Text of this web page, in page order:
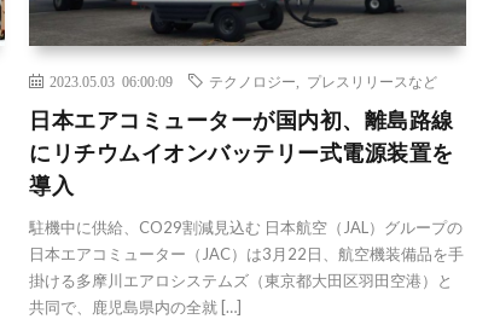
2023.05.03 06:00:09 テクノロジー プレスリリースなど
日本エアコミューターが国内初、離島路線
にリチウムイオンバッテリー式電源装置を
導入
駐機中に供給、CO29割減見込む 日本航空（JAL）グループの
日本エアコミューター（JAC）は3月22日、航空機装備品を手
掛ける多摩川エアロシステムズ（東京都大田区羽田空港）と
共同で、鹿児島県内の全就 […]